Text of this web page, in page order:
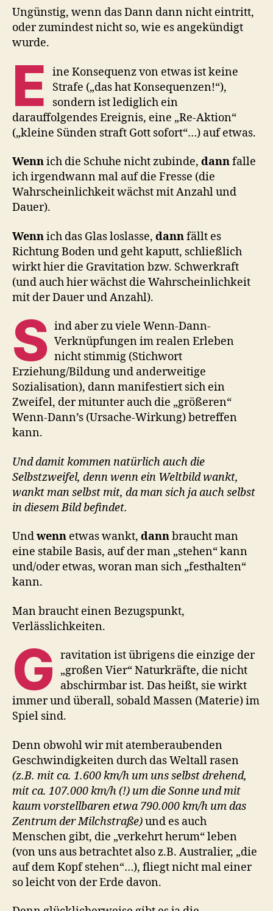
Ungünstig, wenn das Dann dann nicht eintritt,
oder zumindest nicht so, wie es angekündigt
wurde.
E
ine Konsequenz von etwas ist keine
Strafe („das hat Konsequenzen!“),
sondern ist lediglich ein
darauffolgendes Ereignis, eine „Re-Aktion“
(„kleine Sünden straft Gott sofort“…) auf etwas.
Wennich die Schuhe nicht zubinde, dannfalle
ich irgendwann mal auf die Fresse (die
Wahrscheinlichkeit wächst mit Anzahl und
Dauer).
Wennich das Glas loslasse, dannfällt es
Richtung Boden und geht kaputt, schließlich
wirkt hier die Gravitation bzw. Schwerkraft
(und auch hier wächst die Wahrscheinlichkeit
mit der Dauer und Anzahl).
S ind aber zu viele Wenn-Dann-
Verknüpfungen im realen Erleben
nicht stimmig (Stichwort
Erziehung/Bildung und anderweitige
Sozialisation), dann manifestiert sich ein
Zweifel, der mitunter auch die „größeren“
Wenn-Dann’s (Ursache-Wirkung) betreffen
kann.
Und damit kommen natürlich auch die
Selbstzweifel, denn wenn ein Weltbild wankt,
wankt man selbst mit, da man sich ja auch selbst
in diesem Bild befindet.
Undwenn etwas wankt, dannbraucht man
eine stabile Basis, auf der man „stehen“ kann
und/oder etwas, woran man sich „festhalten“
kann.
Man braucht einen Bezugspunkt,
Verlässlichkeiten.
G ravitation ist übrigens die einzige der
„großen Vier“ Naturkräfte, die nicht
abschirmbar ist. Das heißt, sie wirkt
immer und überall, sobald Massen (Materie) im
Spiel sind.
Denn obwohl wir mit atemberaubenden
Geschwindigkeiten durch das Weltall rasen
(z.B. mit ca. 1.600 km/h um uns selbst drehend,
mit ca. 107.000 km/h (!) um die Sonne und mit
kaum vorstellbaren etwa 790.000 km/h um das
Zentrum der Milchstraße)und es auch
Menschen gibt, die „verkehrt herum“ leben
(von uns aus betrachtet also z.B. Australier, „die
auf dem Kopf stehen“…), fliegt nicht mal einer
so leicht von der Erde davon.